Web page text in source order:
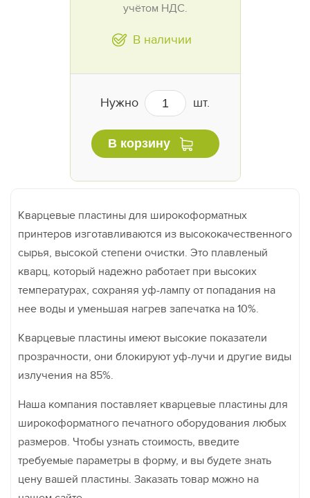
учётом НДС.
В наличии
Нужно шт.
В корзину
Кварцевые пластины для широкоформатных
принтеров изготавливаются из высококачественного
сырья, высокой степени очистки. Это плавленый
кварц, который надежно работает при высоких
температурах, сохраняя уф-лампу от попадания на
нее воды и уменьшая нагрев запечатка на 10%.
Кварцевые пластины имеют высокие показатели
прозрачности, они блокируют уф-лучи и другие виды
излучения на 85%.
Наша компания поставляет кварцевые пластины для
широкоформатного печатного оборудования любых
размеров. Чтобы узнать стоимость, введите
требуемые параметры в форму, и вы будете знать
цену вашей пластины. Заказать товар можно на